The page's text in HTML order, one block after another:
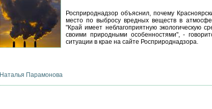
Росприроднадзор объяснил, почему
место по выбросу вредных веществ в
"Край имеет неблагоприятную экологическую
своими природными особенностями", -
ситуации в крае на сайте Росприроднадзора.
Наталья Парамонова